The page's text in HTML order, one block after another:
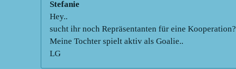
Stefanie
Hey..
sucht ihr noch Repräsentanten für eine Kooperation?
Meine Tochter spielt aktiv als Goalie..
LG